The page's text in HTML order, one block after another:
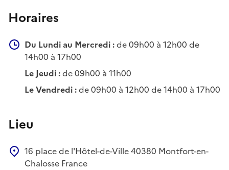
Horaires
Du Lundi au Mercredi :de 09h00 à 12h00 de
14h00 à 17h00
Le Jeudi :de 09h00 à 11h00
Le Vendredi :de 09h00 à 12h00 de 14h00 à 17h00
Lieu
16 place de l'Hôtel-de-Ville40380 Montfort-en-
Chalosse France